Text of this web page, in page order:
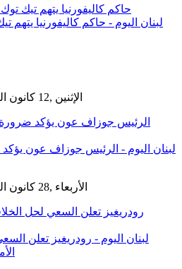
حاكم كاليفورنيا يتهم تيك
GMT 16:33 2026 الإثنين ,12 كانون الثاني / يناير
الرئيس جوزاف عون يؤكد ضرورة
GMT 08:22 2026 الأربعاء ,28 كانون الثاني / يناير
رودريغيز تعلن السعي لحل